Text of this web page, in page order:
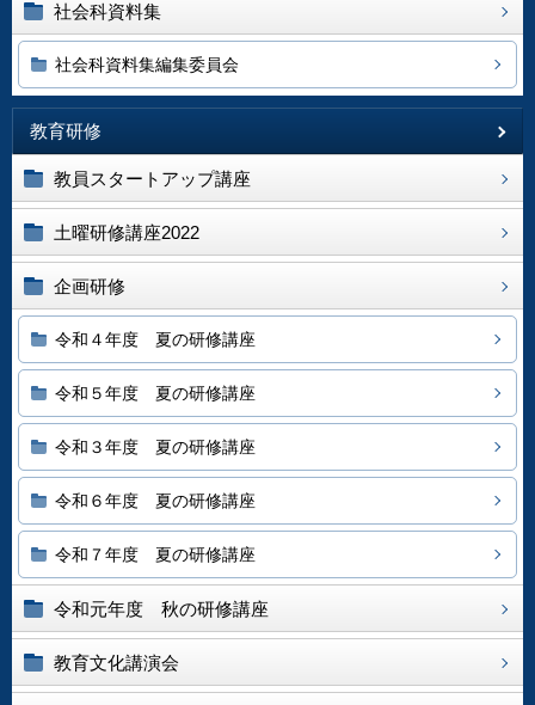
社会科資料集
社会科資料集編集委員会
教育研修
教員スタートアップ講座
土曜研修講座2022
企画研修
令和４年度 夏の研修講座
令和５年度 夏の研修講座
令和３年度 夏の研修講座
令和６年度 夏の研修講座
令和７年度 夏の研修講座
令和元年度 秋の研修講座
教育文化講演会